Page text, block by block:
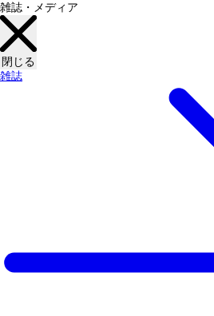
雑誌・メディア
閉じる
雑誌